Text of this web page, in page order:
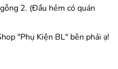
2. (Đầu hẻm có quán
"Phụ Kiện BL" bên phải ạ!